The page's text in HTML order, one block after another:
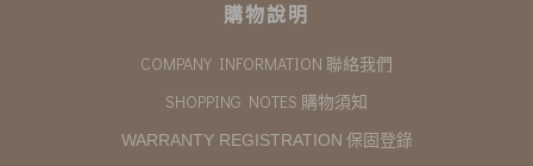
購物說明
COMPANY INFORMATION 聯絡我們
SHOPPING NOTES 購物須知
WARRANTY REGISTRATION 保固登錄